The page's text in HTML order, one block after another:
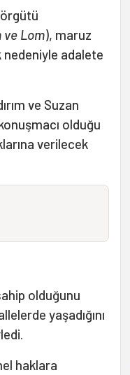
ve Lom), maruz
nedeniyle adalete
ve Suzan
olduğu
verilecek
olduğunu
yaşadığını
haklara